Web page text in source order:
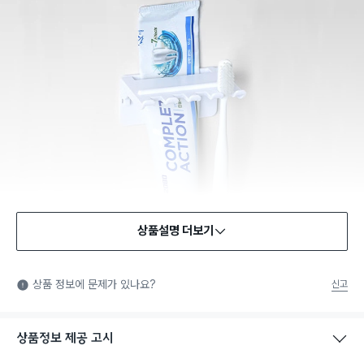
상품설명 더보기
상품 정보에 문제가 있나요? 신고
상품정보 제공 고시